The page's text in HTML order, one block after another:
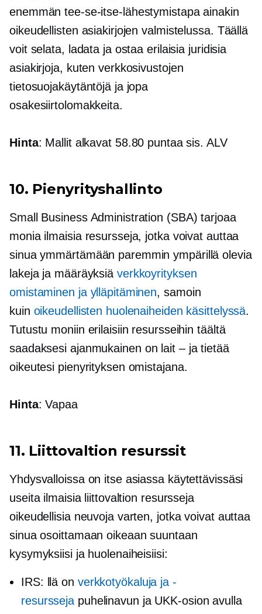
enemmän tee-se-itse-lähestymistapa ainakin
oikeudellisten asiakirjojen valmistelussa. Täällä
voit selata, ladata ja ostaa erilaisia ​​juridisia
asiakirjoja, kuten verkkosivustojen
tietosuojakäytäntöjä ja jopa
osakesiirtolomakkeita.
Hinta: Mallit alkavat 58.80 puntaa sis. ALV
10. Pienyrityshallinto
Small Business Administration (SBA) tarjoaa
monia ilmaisia ​​resursseja, jotka voivat auttaa
sinua ymmärtämään paremmin ympärillä olevia
lakeja ja määräyksiä verkkoyrityksen
omistaminen ja ylläpitäminen, samoin
kuin oikeudellisten huolenaiheiden käsittelyssä.
Tutustu moniin erilaisiin resursseihin täältä
saadaksesi ajanmukainen on lait – jatietää
oikeutesi pienyrityksen omistajana.
Hinta: Vapaa
11. Liittovaltion resurssit
Yhdysvalloissa on itse asiassa käytettävissäsi
useita ilmaisia ​​liittovaltion resursseja
oikeudellisia neuvoja varten, jotka voivat auttaa
sinua osoittamaan oikeaan suuntaan
kysymyksiisi ja huolenaiheisiisi:
IRS: llä on verkkotyökaluja ja -
resursseja puhelinavun ja UKK-osion avulla